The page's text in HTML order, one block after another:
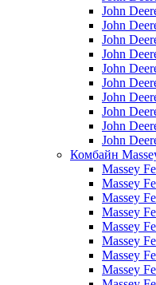
John
John
John
John
John
John
John
John
John
John
Комбайн
Massey
Massey
Massey
Massey
Massey
Massey
Massey
Massey